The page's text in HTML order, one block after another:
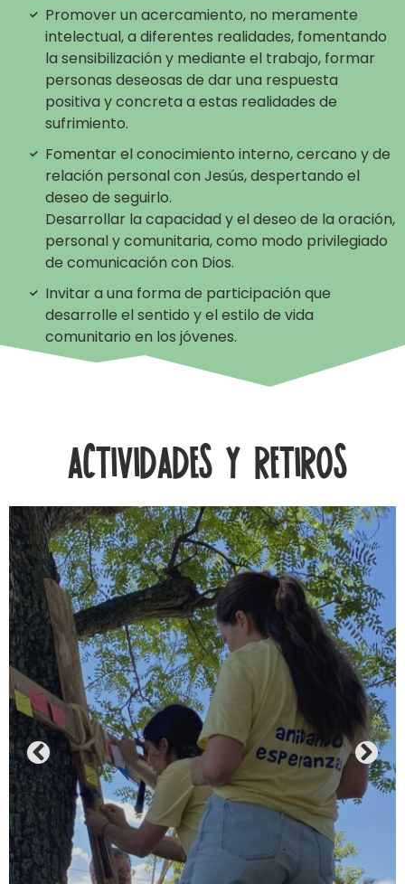
Promover un acercamiento, no meramente
intelectual, a diferentes realidades, fomentando
la sensibilización y mediante el trabajo, formar
personas deseosas de dar una respuesta
positiva y concreta a estas realidades de
sufrimiento.
Fomentar el conocimiento interno, cercano y de
relación personal con Jesús, despertando el
deseo de seguirlo.
Desarrollar la capacidad y el deseo de la oración,
personal y comunitaria, como modo privilegiado
de comunicación con Dios.
Invitar a una forma de participación que
desarrolle el sentido y el estilo de vida
comunitario en los jóvenes.
Actividades y retiros